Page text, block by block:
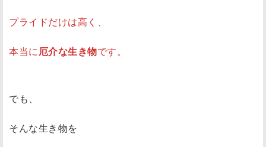
プライドだけは高く、
本当に厄介な生き物です。
でも、
そんな生き物を